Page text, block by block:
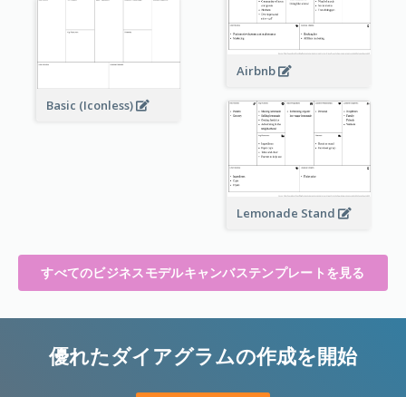
Airbnb
Basic (Iconless)
Lemonade Stand
すべてのビジネスモデルキャンバステンプレートを見る
優れたダイアグラムの作成を開始